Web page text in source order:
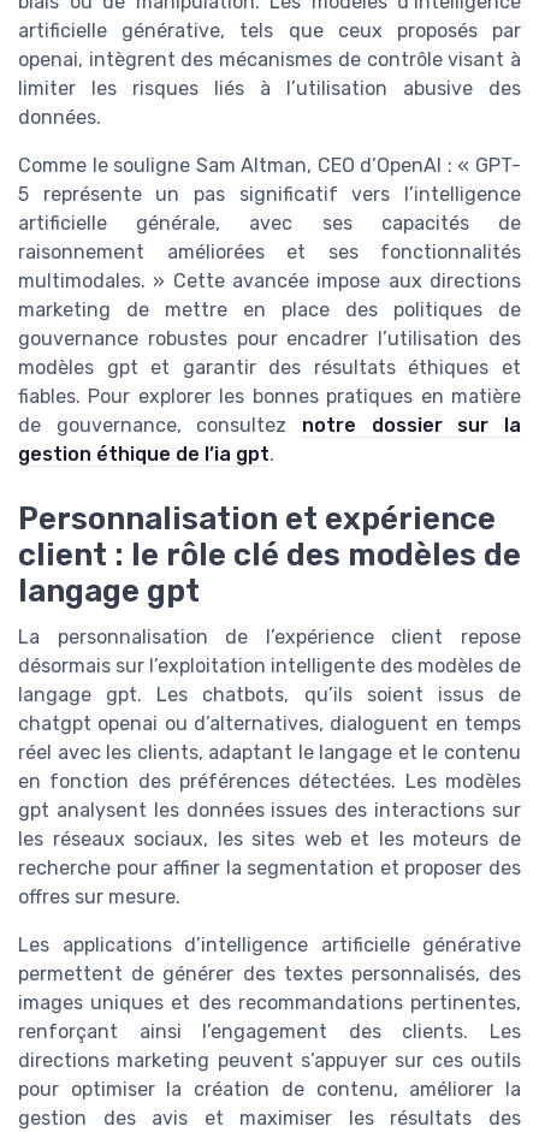
artificielle générative, tels que ceux proposés par
openai, intègrent des mécanismes de contrôle visant à
limiter les risques liés à l’utilisation abusive des
données.
Comme le souligne Sam Altman, CEO d’OpenAI : « GPT-
5 représente un pas significatif vers l’intelligence
artificielle générale, avec ses capacités de
raisonnement améliorées et ses fonctionnalités
multimodales. » Cette avancée impose aux directions
marketing de mettre en place des politiques de
gouvernance robustes pour encadrer l’utilisation des
modèles gpt et garantir des résultats éthiques et
fiables. Pour explorer les bonnes pratiques en matière
de gouvernance, consultez notre dossier sur la
gestion éthique de l’ia gpt.
Personnalisation et expérience
client : le rôle clé des modèles de
langage gpt
La personnalisation de l’expérience client repose
désormais sur l’exploitation intelligente des modèles de
langage gpt. Les chatbots, qu’ils soient issus de
chatgpt openai ou d’alternatives, dialoguent en temps
réel avec les clients, adaptant le langage et le contenu
en fonction des préférences détectées. Les modèles
gpt analysent les données issues des interactions sur
les réseaux sociaux, les sites web et les moteurs de
recherche pour affiner la segmentation et proposer des
offres sur mesure.
Les applications d’intelligence artificielle générative
permettent de générer des textes personnalisés, des
images uniques et des recommandations pertinentes,
renforçant ainsi l’engagement des clients. Les
directions marketing peuvent s’appuyer sur ces outils
pour optimiser la création de contenu, améliorer la
gestion des avis et maximiser les résultats des